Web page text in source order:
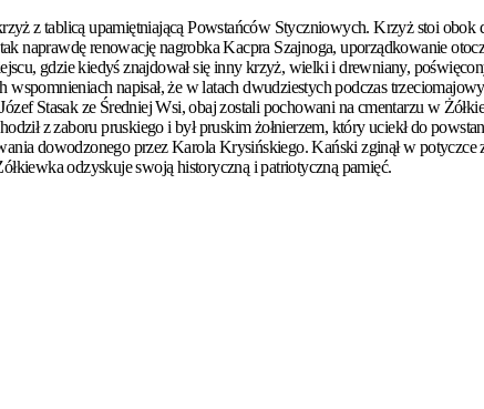
z tablicą upamiętniającą Powstańców Styczniowych. Krzyż stoi
naprawdę renowację nagrobka Kacpra Szajnoga, uporządkowanie
gdzie kiedyś znajdował się inny krzyż, wielki i drewniany,
napisał, że w latach dwudziestych podczas
Stasakze Średniej Wsi, obaj zostali pochowani na cmentarzu w
z zaboru pruskiego i był pruskim żołnierzem, który uciekł do
dowodzonego przez Karola Krysińskiego. Kański zginął w
odzyskuje swoją historyczną i patriotyczną pamięć.